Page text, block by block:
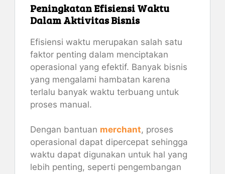
Peningkatan Efisiensi Waktu
Dalam Aktivitas Bisnis
Efisiensi waktu merupakan salah satu
faktor penting dalam menciptakan
operasional yang efektif. Banyak bisnis
yang mengalami hambatan karena
terlalu banyak waktu terbuang untuk
proses manual.
Dengan bantuan merchant, proses
operasional dapat dipercepat sehingga
waktu dapat digunakan untuk hal yang
lebih penting, seperti pengembangan